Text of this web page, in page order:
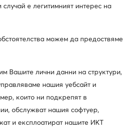
случай е легитимният интерес на
можем да предоствяме
Вашите лични данни на структури,
нашия уебсайт и
които ни подкрепят в
обслужват нашия софтуер,
и експлоатират нашите ИКТ